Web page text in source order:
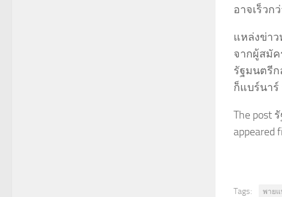
อาจเร็วก
แหล่งข่า
จากผู้สมัค
รัฐมนตรี
ก็แบร์นา
The post
appeared
Tags: พายแ